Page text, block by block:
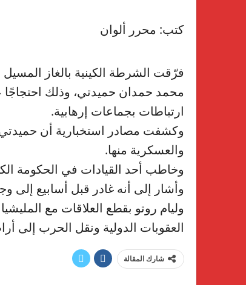
كتب: محرر ألوان
فرّقت الشرطة الكينية بالغاز
محمد حمدان حميدتي، وذلك احتجاجًا
ارتباطات بجماعات إرهابية.
وكشفت مصادر استخبارية أن حميدتي
والعسكرية منها.
وخاطب أحد القيادات في الحكومة
وأشار إلى أنه غادر قبل أسابيع
وليام روتو بقطع العلاقات مع
العقوبات الدولية ونقل الحرب إلى
شارك المقالة